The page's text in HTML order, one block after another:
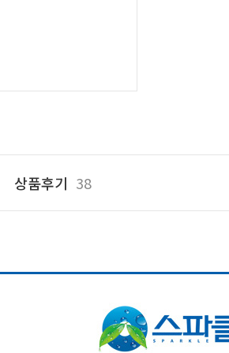
상품후기 38